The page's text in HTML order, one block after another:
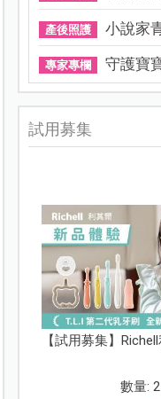
產後照護 小說家
專家專欄 守護寶
試用募集
【試用募集】
數量: